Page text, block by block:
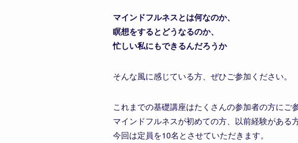
マインドフルネスとは何なのか、
瞑想をするとどうなるのか、
忙しい私にもできるんだろうか
そんな風に感じている方、ぜひご参加ください。
これまでの基礎講座はたくさんの参加者の方にご
マインドフルネスが初めての方、以前経験がある
今回は定員を10名とさせていただきます。